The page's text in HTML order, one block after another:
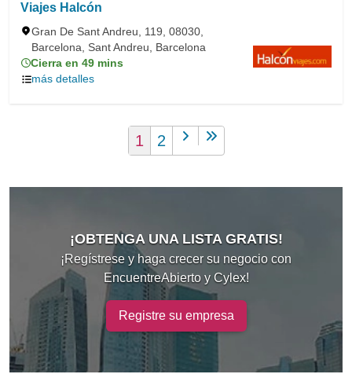
Viajes Halcón
Gran De Sant Andreu, 119, 08030,
Barcelona, Sant Andreu, Barcelona
Cierra en 49 mins
más detalles
1 2
¡OBTENGA UNA LISTA GRATIS!
¡Regístrese y haga crecer su negocio con
EncuentreAbierto y Cylex!
Registre su empresa